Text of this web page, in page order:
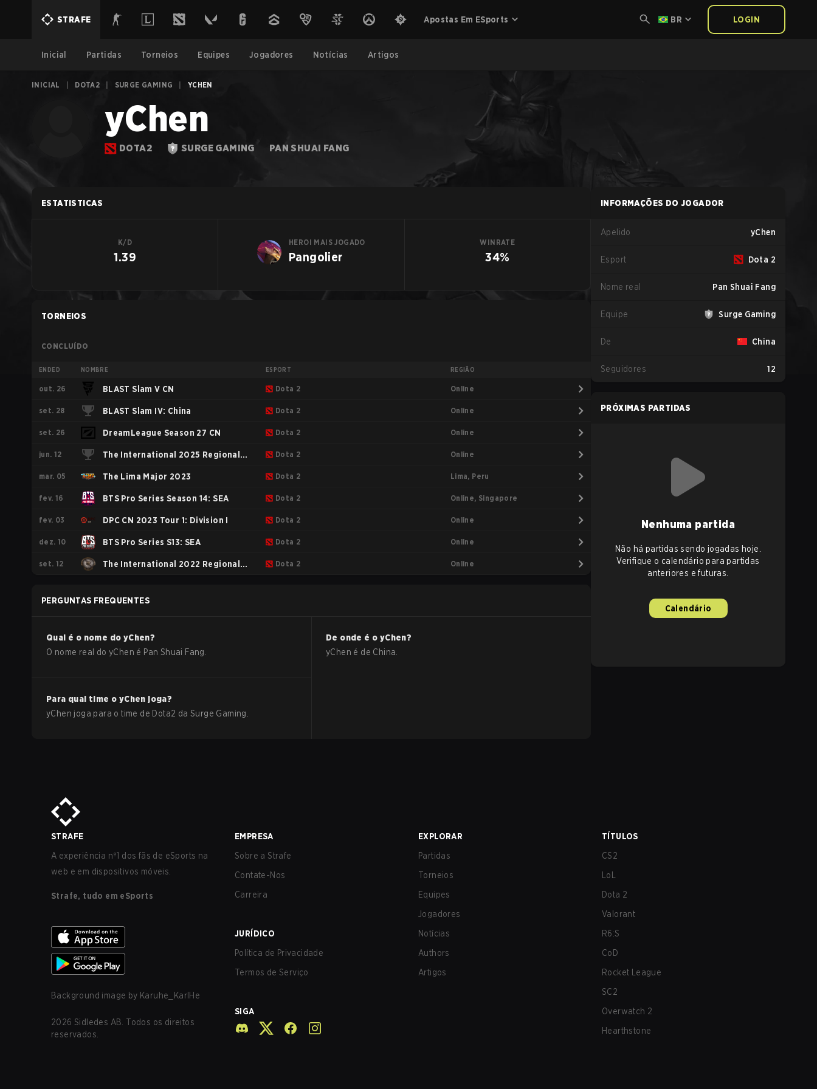
STRAFE Apostas Em ESports BR LOGIN
Inicial Partidas Torneios Equipes Jogadores Notícias Artigos
INICIAL DOTA2 SURGE GAMING YCHEN
yChen
DOTA2 SURGE GAMING PAN SHUAI FANG
ESTATISTICAS
K/D
1.39
HEROI MAIS JOGADO
Pangolier
WINRATE
34%
TORNEIOS
CONCLUÍDO
ENDED NOMBRE ESPORT REGIÃO
out. 26 BLAST Slam V CN Dota 2 Online
set. 28 BLAST Slam IV: China Dota 2 Online
set. 26 DreamLeague Season 27 CN Dota 2 Online
jun. 12 The International 2025 Regionals
CHN
Dota 2 Online
mar. 05 The Lima Major 2023 Dota 2 Lima, Peru
fev. 16 BTS Pro Series Season 14: SEA Dota 2 Online, Singapore
fev. 03 DPC CN 2023 Tour 1: Division I Dota 2 Online
dez. 10 BTS Pro Series S13: SEA Dota 2 Online
set. 12 The International 2022 Regional Dota 2 Online
PERGUNTAS FREQUENTES
Qual é o nome do yChen?
O nome real doyChen é Pan Shuai Fang
De onde é o yChen?
yChen é de China
Para qual time o yChen joga?
yChen joga para o time de Dota2 daSurge Gaming
INFORMAÇÕES DO JOGADOR
Apelido yChen
Esport Dota 2
Nome real Pan Shuai Fang
Equipe Surge Gaming
De China
Seguidores 12
PRÓXIMAS PARTIDAS
Nenhuma partida
Não há partidas sendo jogadas hoje.
Verifique o calendário para partidas
anteriores e futuras.
Calendário
STRAFE
A experiência nº1 dos fãs de eSports na
web e em dispositivos móveis.
Strafe, tudo em eSports
Background image by Karuhe_KarlHe
2026 Sidledes AB. Todos os direitos
reservados.
EMPRESA
Sobre a Strafe
Contate-Nos
Carreira
JURÍDICO
Política de Privacidade
Termos de Serviço
SIGA
EXPLORAR
Partidas
Torneios
Equipes
Jogadores
Notícias
Authors
Artigos
TÍTULOS
CS2
LoL
Dota 2
Valorant
R6:S
CoD
Rocket League
SC2
Overwatch 2
Hearthstone